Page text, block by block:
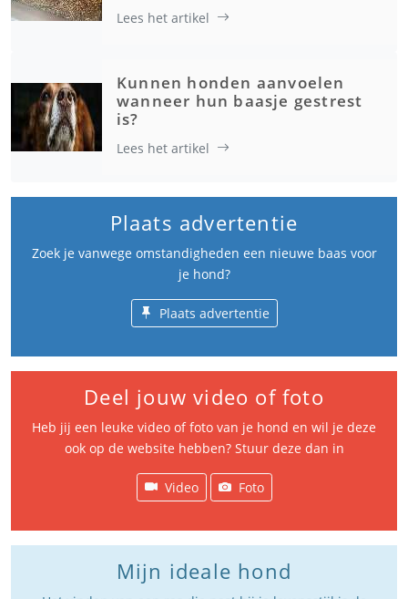
Lees het artikel
Kunnen honden aanvoelen
wanneer hun baasje gestrest
is?
Lees het artikel
Plaats advertentie
Zoek je vanwege omstandigheden een nieuwe baas voor
je hond?
Plaats advertentie
Deel jouw video of foto
Heb jij een leuke video of foto van je hond en wil je deze
ook op de website hebben? Stuur deze dan in
Video Foto
Mijn ideale hond